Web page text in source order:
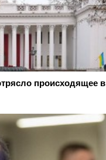
происходящее в